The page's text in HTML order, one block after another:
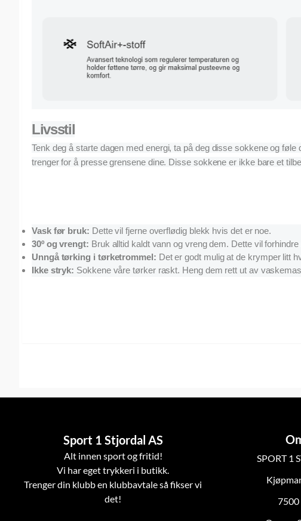
Livsstil
Tenk deg å starte dagen med energi, ta på deg disse sokkene og
trenger for å presse grensene dine. Disse sokkene er ikke bare et
Vask før bruk: Dette vil fjerne overflødig blekk hvis det er noe.
30º og vrengt: Bruk alltid kaldt vann og vreng dem. Dette vil
Unngå tørking i tørketrommel: Det er godt mulig at de krymper litt
Ikke stryk: Sokkene våre tørker raskt. Heng dem rett ut av
Sport 1 Stjordal AS
Alt innen sport og fritid!
Vi har eget trykkeri i butikk.
Trenger din klubb en klubbavtale så fikser vi
det!
SPORT 1
7500